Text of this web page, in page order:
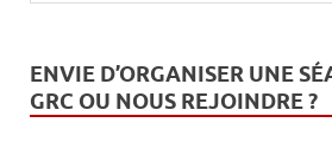
ENVIE D’ORGANISER UNE
GRC OU NOUS REJOINDRE ?